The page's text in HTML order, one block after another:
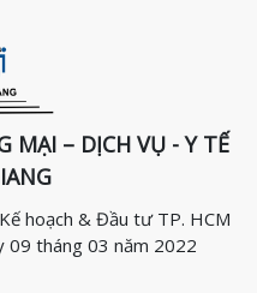
MẠI – DỊCH VỤ - Y TẾ
hoạch & Đầu tư TP. HCM
09 tháng 03 năm 2022